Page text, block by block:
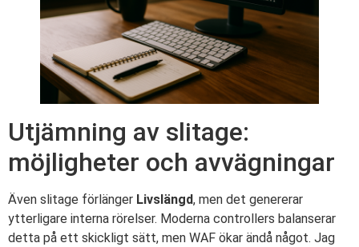
Utjämning av slitage:
möjligheter och avvägningar
Även slitage förlänger Livslängd, men det genererar
ytterligare interna rörelser. Moderna controllers balanserar
detta på ett skickligt sätt, men WAF ökar ändå något. Jag